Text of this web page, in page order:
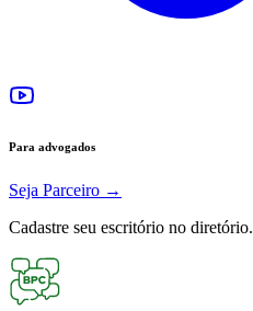
Para advogados
Seja Parceiro →
Cadastre seu escritório no diretório.